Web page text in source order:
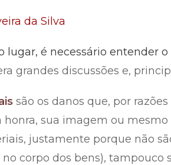
da Silva
lugar, é necessário entender
grandes discussões e,
são os danos que, por
honra, sua imagem ou
justamente porque não
corpo dos bens), tampouco